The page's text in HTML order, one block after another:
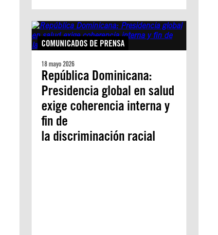
COMUNICADOS DE PRENSA
18 mayo 2026
República Dominicana:
Presidencia global en salud
exige coherencia interna y
fin de
la discriminación racial